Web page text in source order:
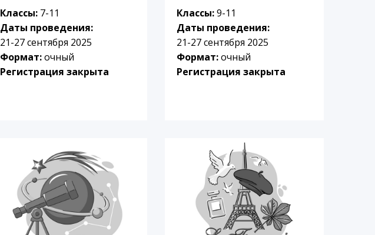
Классы: 7-11
Даты проведения:
21-27 сентября 2025
Формат:очный
Регистрация закрыта
Классы:9-11
Даты проведения:
21-27 сентября 2025
Формат:очный
Регистрация закрыта